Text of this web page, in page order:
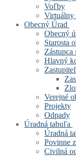
Voľby
Virtuálny
Obecný Úrad
Obecný
Starosta
Zástupca
Hlavný
Verejné
Projekty
Odpady
Úradná tabuľa
Úradná
Povinne
Civilná